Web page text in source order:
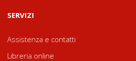
SERVIZI
Assistenza e contatti
Libreria online